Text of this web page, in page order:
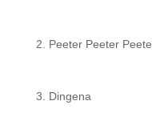
2. Peeter Peeter
3. Dingena